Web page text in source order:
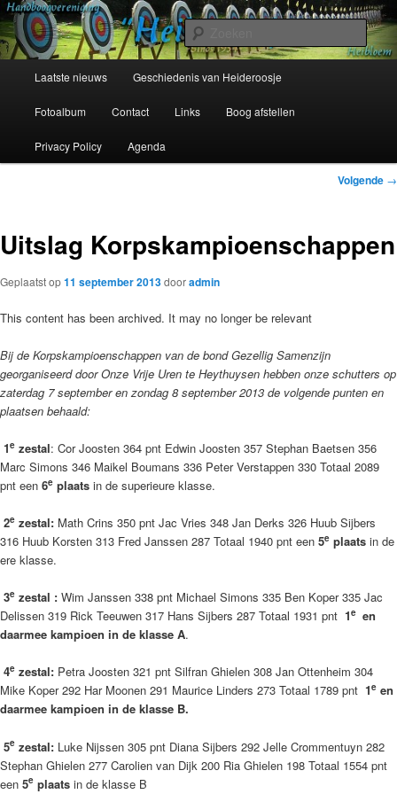
Spring
naar
de
primaireHandboogvereniging Heideroosje
Heibloem
Sinds 1954
Laatste nieuws Geschiedenis van Heideroosje
Fotoalbum Contact Links Boog afstellen
Privacy Policy Agenda
Bericht
Volgende →
Uitslag Korpskampioenschappen
Geplaatst op11 september 2013dooradmin
This content has been archived. It may no longer be relevant
Bij de Korpskampioenschappen van de bond Gezellig Samenzijn
georganiseerd door Onze Vrije Uren te Heythuysen hebben onze schutters op
zaterdag 7 september en zondag 8 september 2013 de volgende punten en
plaatsen behaald:
1e zestal: Cor Joosten 364 pnt Edwin Joosten 357 Stephan Baetsen 356
Marc Simons 346 Maikel Boumans 336 Peter Verstappen 330 Totaal 2089
pnt een 6e plaats in de superieure klasse.
2e zestal: Math Crins 350 pnt Jac Vries 348 Jan Derks 326 Huub Sijbers
316 Huub Korsten 313 Fred Janssen 287 Totaal 1940 pnt een 5e plaats in de
ere klasse.
3e zestal : Wim Janssen 338 pnt Michael Simons 335 Ben Koper 335 Jac
Delissen 319 Rick Teeuwen 317 Hans Sijbers 287 Totaal 1931 pnt 1e en
daarmee kampioen in de klasse A.
4e zestal: Petra Joosten 321 pnt Silfran Ghielen 308 Jan Ottenheim 304
Mike Koper 292 Har Moonen 291 Maurice Linders 273 Totaal 1789 pnt 1e en
daarmee kampioen in de klasse B.
5e zestal: Luke Nijssen 305 pnt Diana Sijbers 292 Jelle Crommentuyn 282
Stephan Ghielen 277 Carolien van Dijk 200 Ria Ghielen 198 Totaal 1554 pnt
een 5e plaats in de klasse B